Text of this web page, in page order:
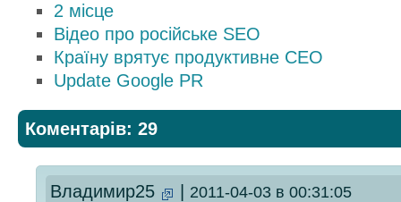
2 місце
Відео про російське SEO
Країну врятує продуктивне СЕО
Update Google PR
Коментарів: 29
Владимир25 2011-04-03 в 00:31:05